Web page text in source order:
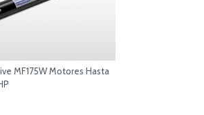
MF175W Motores Hasta